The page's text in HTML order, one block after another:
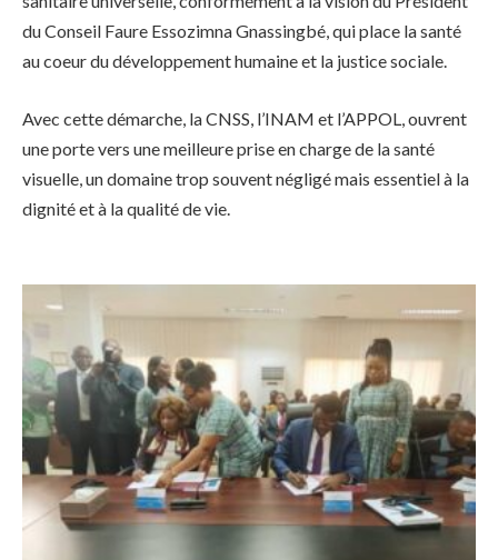
du Conseil Faure Essozimna Gnassingbé, qui place la santé
au coeur du développement humaine et la justice sociale.
Avec cette démarche, la CNSS, l’INAM et l’APPOL, ouvrent
une porte vers une meilleure prise en charge de la santé
visuelle, un domaine trop souvent négligé mais essentiel à la
dignité et à la qualité de vie.